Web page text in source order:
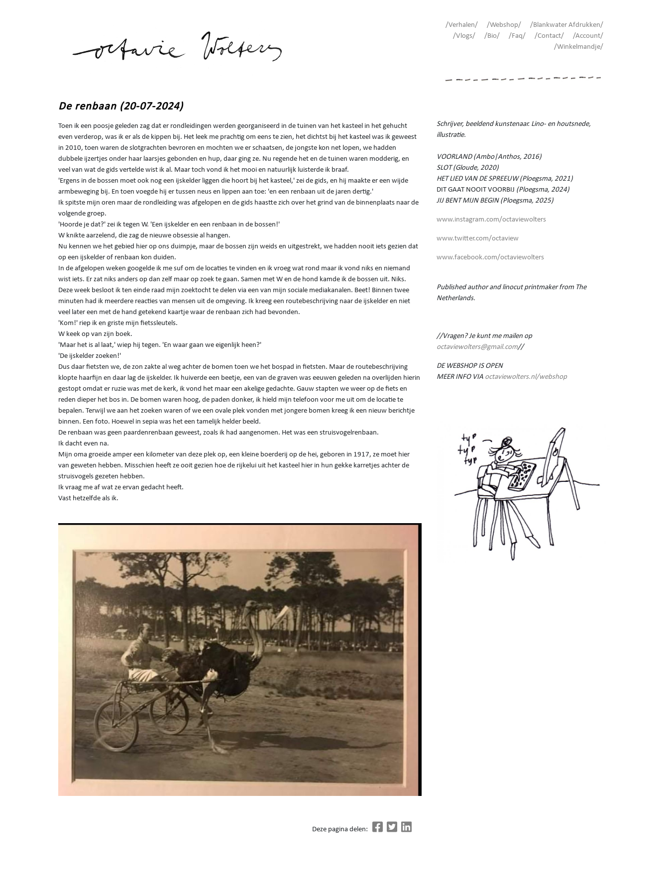
/Verhalen/ /Webshop/
/Blankwater Afdrukken/
/Vlogs/
/Bio/ /Faq/ /Contact/
/Account/
/Winkelmandje/
De renbaan (20-07-2024)
Toen ik een poosje geleden zag dat er rondleidingen werden georganiseerd in de tuinen van het kasteel in het gehucht
even verderop, was ik er als de kippen bij. Het leek me prachtig om eens te zien, het dichtst bij het kasteel was ik geweest
in 2010, toen waren de slotgrachten bevroren en mochten we er schaatsen, de jongste kon net lopen, we hadden
dubbele ijzertjes onder haar laarsjes gebonden en hup, daar ging ze. Nu regende het en de tuinen waren modderig, en
veel van wat de gids vertelde wist ik al. Maar toch vond ik het mooi en natuurlijk luisterde ik braaf.
'Ergens in de bossen moet ook nog een ijskelder liggen die hoort bij het kasteel,' zei de gids, en hij maakte er een wijde
armbeweging bij. En toen voegde hij er tussen neus en lippen aan toe: 'en een renbaan uit de jaren dertig.'
Ik spitste mijn oren maar de rondleiding was afgelopen en de gids haastte zich over het grind van de binnenplaats naar de
volgende groep.
'Hoorde je dat?' zei ik tegen W. 'Een ijskelder en een renbaan in de bossen!'
W knikte aarzelend, die zag de nieuwe obsessie al hangen.
Nu kennen we het gebied hier op ons duimpje, maar de bossen zijn weids en uitgestrekt, we hadden nooit iets gezien dat
op een ijskelder of renbaan kon duiden.
In de afgelopen weken googelde ik me suf om de locaties te vinden en ik vroeg wat rond maar ik vond niks en niemand
wist iets. Er zat niks anders op dan zelf maar op zoek te gaan. Samen met W en de hond kamde ik de bossen uit. Niks.
Deze week besloot ik ten einde raad mijn zoektocht te delen via een van mijn sociale mediakanalen. Beet! Binnen twee
minuten had ik meerdere reacties van mensen uit de omgeving. Ik kreeg een routebeschrijving naar de ijskelder en niet
veel later een met de hand getekend kaartje waar de renbaan zich had bevonden.
'Kom!' riep ik en griste mijn fietssleutels.
W keek op van zijn boek.
'Maar het is al laat,' wiep hij tegen. 'En waar gaan we eigenlijk heen?'
'De ijskelder zoeken!'
Dus daar fietsten we, de zon zakte al weg achter de bomen toen we het bospad in fietsten. Maar de routebeschrijving
klopte haarfijn en daar lag de ijskelder. Ik huiverde een beetje, een van de graven was eeuwen geleden na overlijden hierin
gestopt omdat er ruzie was met de kerk, ik vond het maar een akelige gedachte. Gauw stapten we weer op de fiets en
reden dieper het bos in. De bomen waren hoog, de paden donker, ik hield mijn telefoon voor me uit om de locatie te
bepalen. Terwijl we aan het zoeken waren of we een ovale plek vonden met jongere bomen kreeg ik een nieuw berichtje
binnen. Een foto. Hoewel in sepia was het een tamelijk helder beeld.
De renbaan was geen paardenrenbaan geweest, zoals ik had aangenomen. Het was een struisvogelrenbaan.
Ik dacht even na.
Mijn oma groeide amper een kilometer van deze plek op, een kleine boerderij op de hei, geboren in 1917, ze moet hier
van geweten hebben. Misschien heeft ze ooit gezien hoe de rijkelui uit het kasteel hier in hun gekke karretjes achter de
struisvogels gezeten hebben.
Ik vraag me af wat ze ervan gedacht heeft.
Vast hetzelfde als ik.
Deze pagina delen:
Schrijver, beeldend kunstenaar. Lino- en houtsnede,
illustratie.
VOORLAND (Ambo|Anthos, 2016)
SLOT (Gloude, 2020)
HET LIED VAN DE SPREEUW (Ploegsma, 2021)
DIT GAAT NOOIT VOORBIJ (Ploegsma, 2024)
JIJ BENT MIJN BEGIN (Ploegsma, 2025)
www.instagram.com/octaviewolters
www.twitter.com/octaview
www.facebook.com/octaviewolters
Published author and linocut printmaker from The
Netherlands.
//Vragen? Je kunt me mailen op
octaviewolters@gmail.com//
DE WEBSHOP IS OPEN
MEER INFO VIA octaviewolters.nl/webshop